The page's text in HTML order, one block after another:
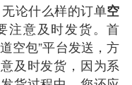
论什么样的订单空
注意及时发货。首
空包”平台发送，方
及时发货，因为系